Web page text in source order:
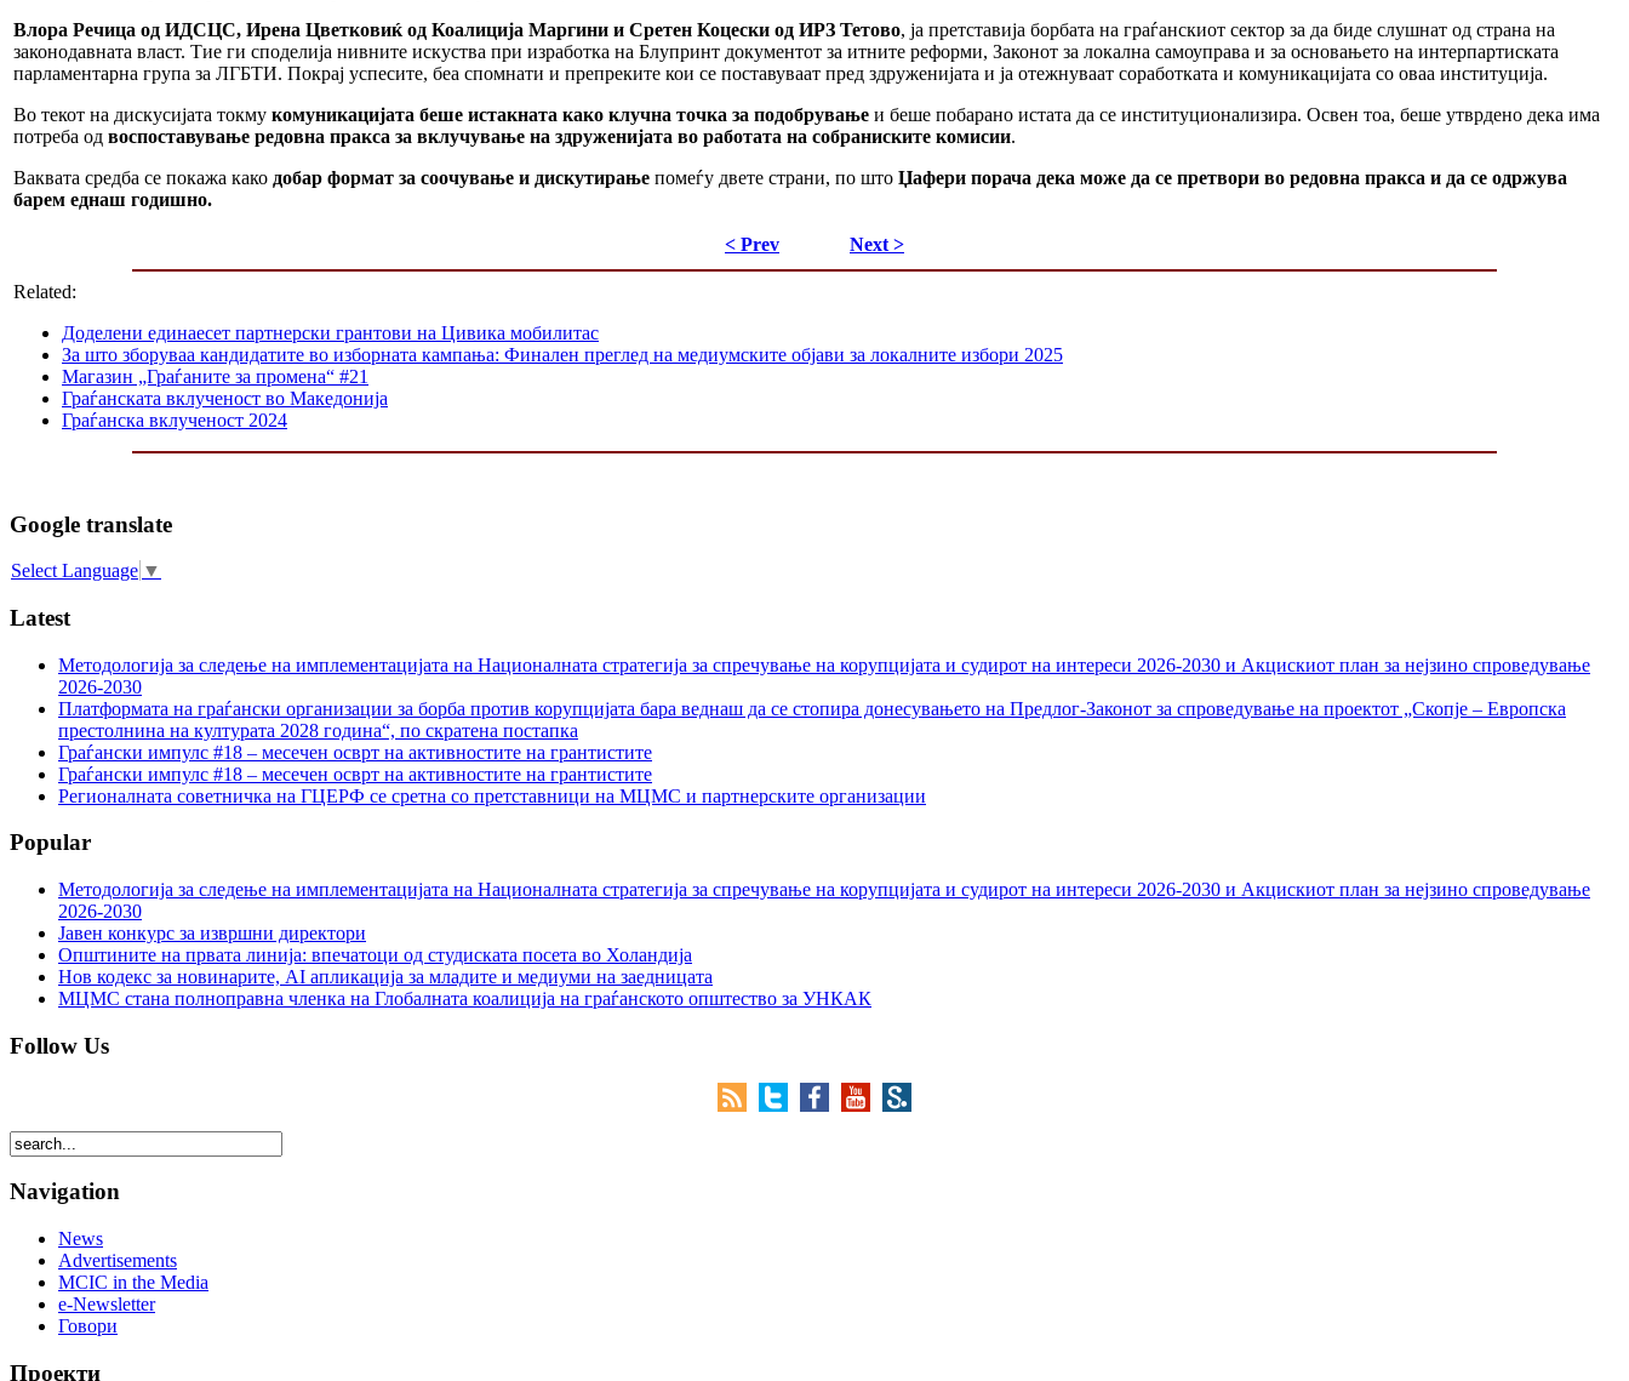
Влора Речица од ИДСЦС, Ирена Цветковиќ од Коалиција Маргини и Сретен Коцески од ИРЗ Тетово, ја претставија борбата на граѓанскиот сектор за да биде слушнат од страна на
законодавната власт. Тие ги споделија нивните искуства при изработка на Блупринт документот за итните реформи, Законот за локална самоуправа и за основањето на интерпартиската
парламентарна група за ЛГБТИ. Покрај успесите, беа спомнати и препреките кои се поставуваат пред здруженијата и ја отежнуваат соработката и комуникацијата со оваа институција.
Во текот на дискусијата токму комуникацијата беше истакната како клучна точка за подобрување и беше побарано истата да се институционализира. Освен тоа, беше утврдено дека има
потреба од воспоставување редовна пракса за вклучување на здруженијата во работата на собраниските комисии.
Ваквата средба се покажа како добар формат за соочување и дискутирање помеѓу двете страни, по што Џафери порача дека може да се претвори во редовна пракса и да се одржува
барем еднаш годишно.
< Prev Next >
Related:
Доделени единаесет партнерски грантови на Цивика мобилитас
За што зборуваа кандидатите во изборната кампања: Финален преглед на медиумските објави за локалните избори 2025
Магазин „Граѓаните за промена“ #21
Граѓанската вклученост во Македонија
Граѓанска вклученост 2024
Google translate
Select Language ▼
Latest
Методологија за следење на имплементацијата на Националната стратегија за спречување на корупцијата и судирот на интереси 2026-2030 и Акцискиот план за нејзино спроведување
2026-2030
Платформата на граѓански организации за борба против корупцијата бара веднаш да се стопира донесувањето на Предлог-Законот за спроведување на проектот „Скопје – Европска
престолнина на културата 2028 година“, по скратена постапка
Граѓански импулс #18 – месечен осврт на активностите на грантистите
Граѓански импулс #18 – месечен осврт на активностите на грантистите
Регионалната советничка на ГЦЕРФ се сретна со претставници на МЦМС и партнерските организации
Popular
Методологија за следење на имплементацијата на Националната стратегија за спречување на корупцијата и судирот на интереси 2026-2030 и Акцискиот план за нејзино спроведување
2026-2030
Јавен конкурс за извршни директори
Општините на првата линија: впечатоци од студиската посета во Холандија
Нов кодекс за новинарите, AI апликација за младите и медиуми на заедницата
МЦМС стана полноправна членка на Глобалната коалиција на граѓанското општество за УНКАК
Follow Us
Navigation
News
Advertisements
MCIC in the Media
e-Newsletter
Говори
Проекти